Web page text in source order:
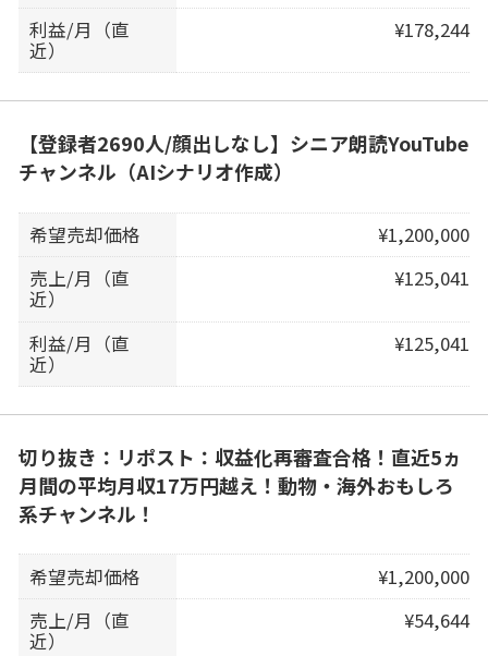
利益/月（直
近）
¥178,244
【登録者2690人/顔出しなし】シニア朗読YouTube
チャンネル（AIシナリオ作成）
希望売却価格
¥1,200,000
売上/月（直
近）
¥125,041
利益/月（直
近）
¥125,041
切り抜き：リポスト：収益化再審査合格！直近5ヵ
月間の平均月収17万円越え！動物・海外おもしろ
系チャンネル！
希望売却価格
¥1,200,000
売上/月（直
近）
¥54,644